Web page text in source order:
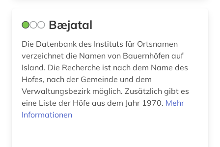
Bæjatal
Die Datenbank des Instituts für Ortsnamen
verzeichnet die Namen von Bauernhöfen auf
Island. Die Recherche ist nach dem Name des
Hofes, nach der Gemeinde und dem
Verwaltungsbezirk möglich. Zusätzlich gibt es
eine Liste der Höfe aus dem Jahr 1970. Mehr
Informationen